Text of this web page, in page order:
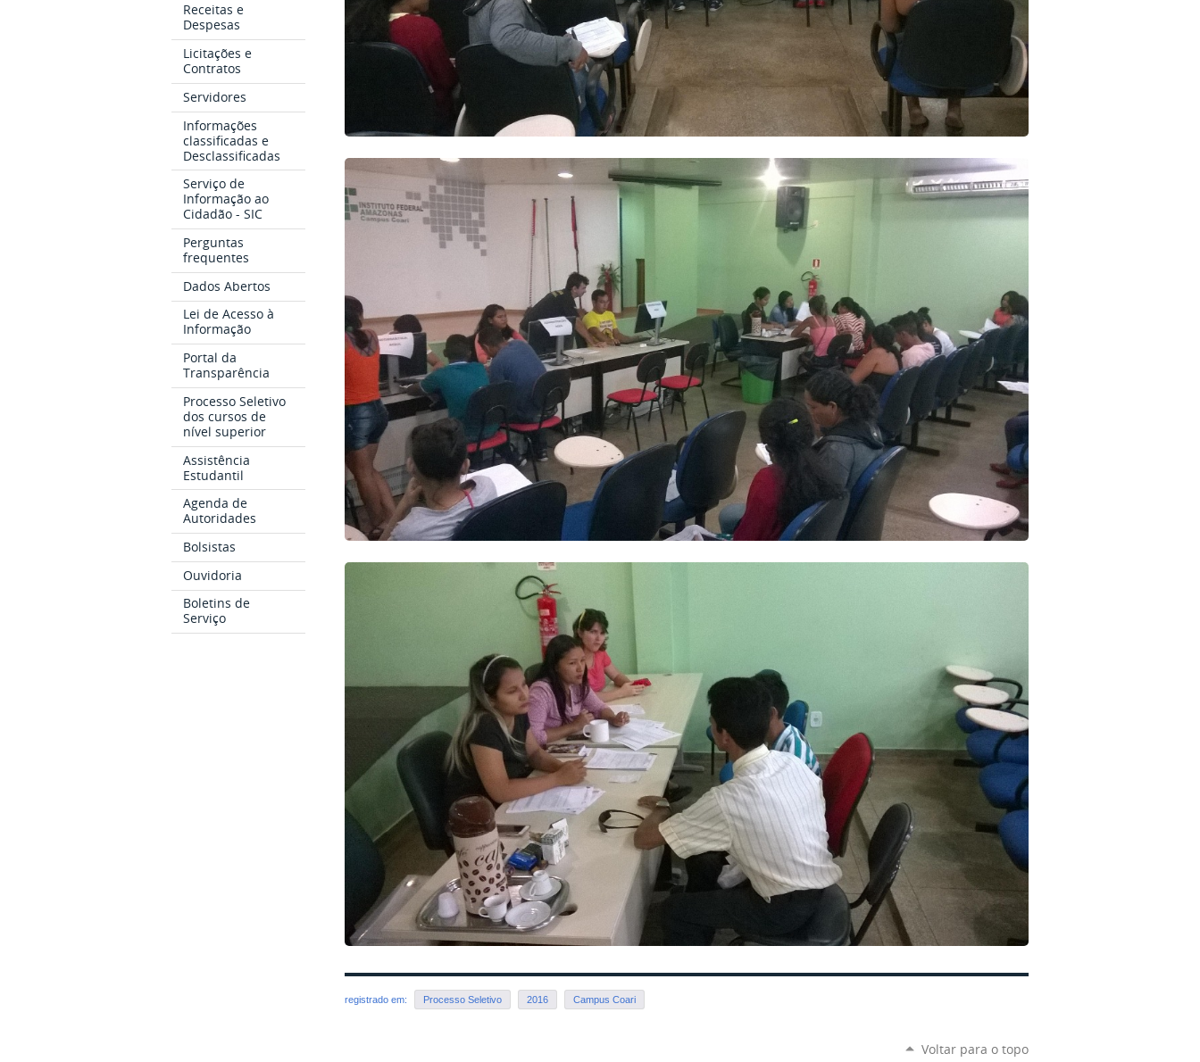
Receitas e
Despesas
Licitações e
Contratos
Servidores
Informações
classificadas e
Desclassificadas
Serviço de
Informação ao
Cidadão - SIC
Perguntas
frequentes
Dados Abertos
Lei de Acesso à
Informação
Portal da
Transparência
Processo Seletivo
dos cursos de
nível superior
Assistência
Estudantil
Agenda de
Autoridades
Bolsistas
Ouvidoria
Boletins de
Serviço
registrado em: Processo Seletivo 2016 Campus Coari
Voltar para o topo